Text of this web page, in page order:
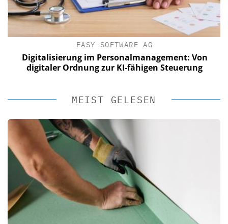
EASY SOFTWARE AG
Digitalisierung im Personalmanagement: Von
digitaler Ordnung zur KI-fähigen Steuerung
MEIST GELESEN